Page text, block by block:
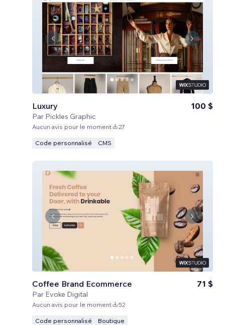
Luxury
Par Pickles Graphic
100 $
Aucun avis pour le moment 27
Code personnalisé CMS
Coffee Brand Ecommerce
Par Evoke Digital
71 $
Aucun avis pour le moment 52
Code personnalisé Boutique